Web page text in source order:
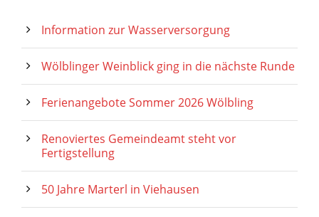
Information zur Wasserversorgung
Wölblinger Weinblick ging in die nächste Runde
Ferienangebote Sommer 2026 Wölbling
Renoviertes Gemeindeamt steht vor
Fertigstellung
50 Jahre Marterl in Viehausen